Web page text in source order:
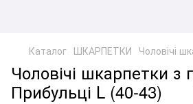
Каталог ШКАРПЕТКИ Чоловічі
Чоловічі шкарпетки з
Прибульці L (40-43)